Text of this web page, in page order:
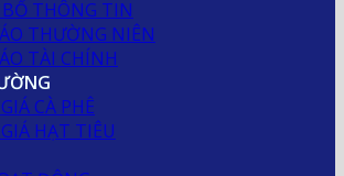
BỐ THÔNG TIN
THƯỜNG NIÊN
TÀI CHÍNH
CÀ PHÊ
HẠT TIÊU